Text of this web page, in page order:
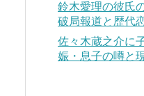
鈴木愛理の彼氏
破局報道と歴代
佐々木蔵之介に
娠・息子の噂と